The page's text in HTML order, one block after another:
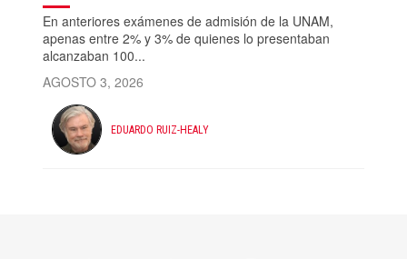
En anteriores exámenes de admisión de la UNAM,
apenas entre 2% y 3% de quienes lo presentaban
alcanzaban 100...
AGOSTO 3, 2026
EDUARDO RUIZ-HEALY